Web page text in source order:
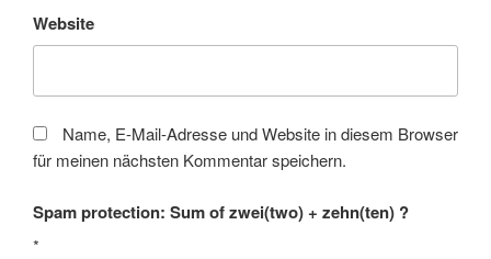
Website
Name, E-Mail-Adresse und Website in diesem Browser
für meinen nächsten Kommentar speichern.
Spam protection: Sum of zwei(two) + zehn(ten) ?
*